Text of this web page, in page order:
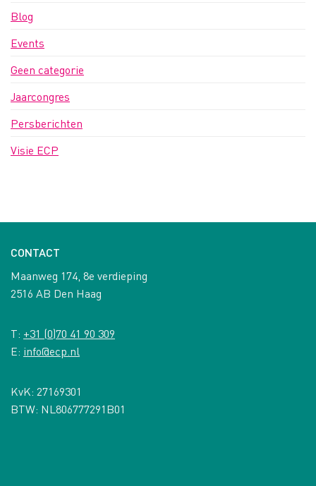
Blog
Events
Geen categorie
Jaarcongres
Persberichten
Visie ECP
CONTACT
Maanweg 174, 8e verdieping
2516 AB Den Haag
T: +31 (0)70 41 90 309
E: info@ecp.nl
KvK: 27169301
BTW: NL806777291B01